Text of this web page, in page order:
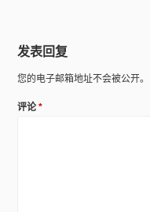
发表回复
您的电子邮箱地址不会被公开。
评论*